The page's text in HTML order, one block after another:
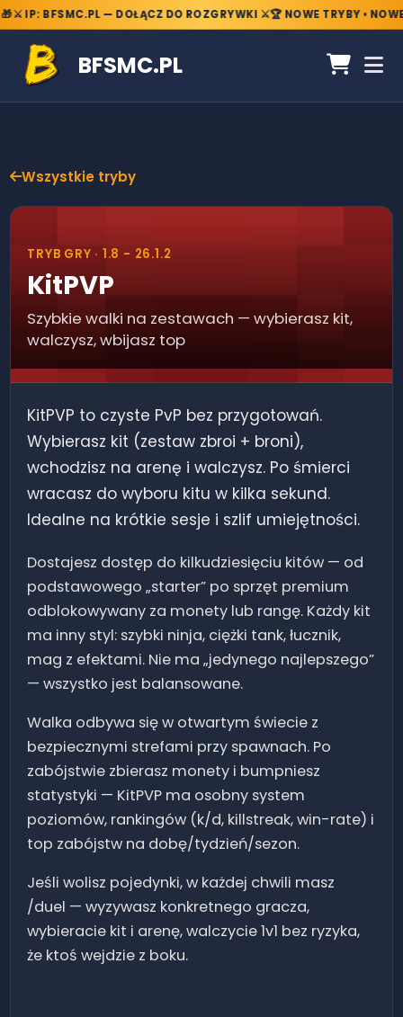
IP: BFSMC.PL — DOŁĄCZ DO ROZGRYWKI ⚔️🏆 NOWE TRYBY • NOWE
BFSMC.PL
Wszystkie tryby
TRYB GRY · 1.8 - 26.1.2
KitPVP
Szybkie walki na zestawach — wybierasz kit,
walczysz, wbijasz top
KitPVP to czyste PvP bez przygotowań.
Wybierasz kit (zestaw zbroi + broni),
wchodzisz na arenę i walczysz. Po śmierci
wracasz do wyboru kitu w kilka sekund.
Idealne na krótkie sesje i szlif umiejętności.
Dostajesz dostęp do kilkudziesięciu kitów — od
podstawowego „starter” po sprzęt premium
odblokowywany za monety lub rangę. Każdy kit
ma inny styl: szybki ninja, ciężki tank, łucznik,
mag z efektami. Nie ma „jedynego najlepszego”
— wszystko jest balansowane.
Walka odbywa się w otwartym świecie z
bezpiecznymi strefami przy spawnach. Po
zabójstwie zbierasz monety i bumpniesz
statystyki — KitPVP ma osobny system
poziomów, rankingów (k/d, killstreak, win-rate) i
top zabójstw na dobę/tydzień/sezon.
Jeśli wolisz pojedynki, w każdej chwili masz
/duel — wyzywasz konkretnego gracza,
wybieracie kit i arenę, walczycie 1v1 bez ryzyka,
że ktoś wejdzie z boku.